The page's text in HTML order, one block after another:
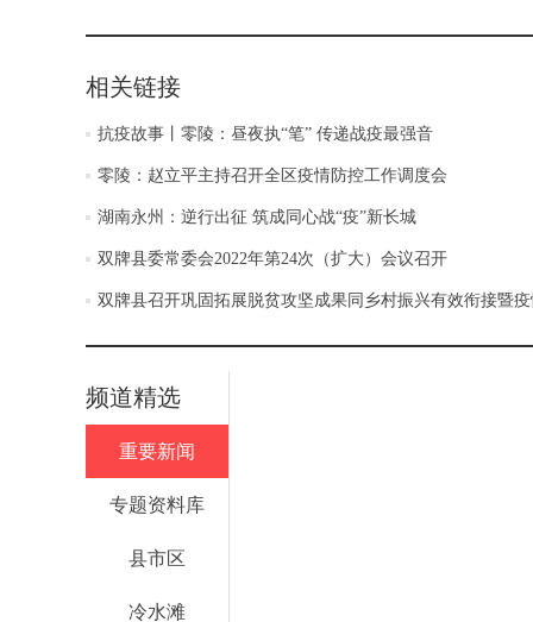
相关链接
抗疫故事丨零陵：昼夜执“笔” 传递战疫最强音
零陵：赵立平主持召开全区疫情防控工作调度会
湖南永州：逆行出征 筑成同心战“疫”新长城
双牌县委常委会2022年第24次（扩大）会议召开
双牌县召开巩固拓展脱贫攻坚成果同乡村振兴有效衔接暨
频道精选
重要新闻
专题资料库
县市区
冷水滩